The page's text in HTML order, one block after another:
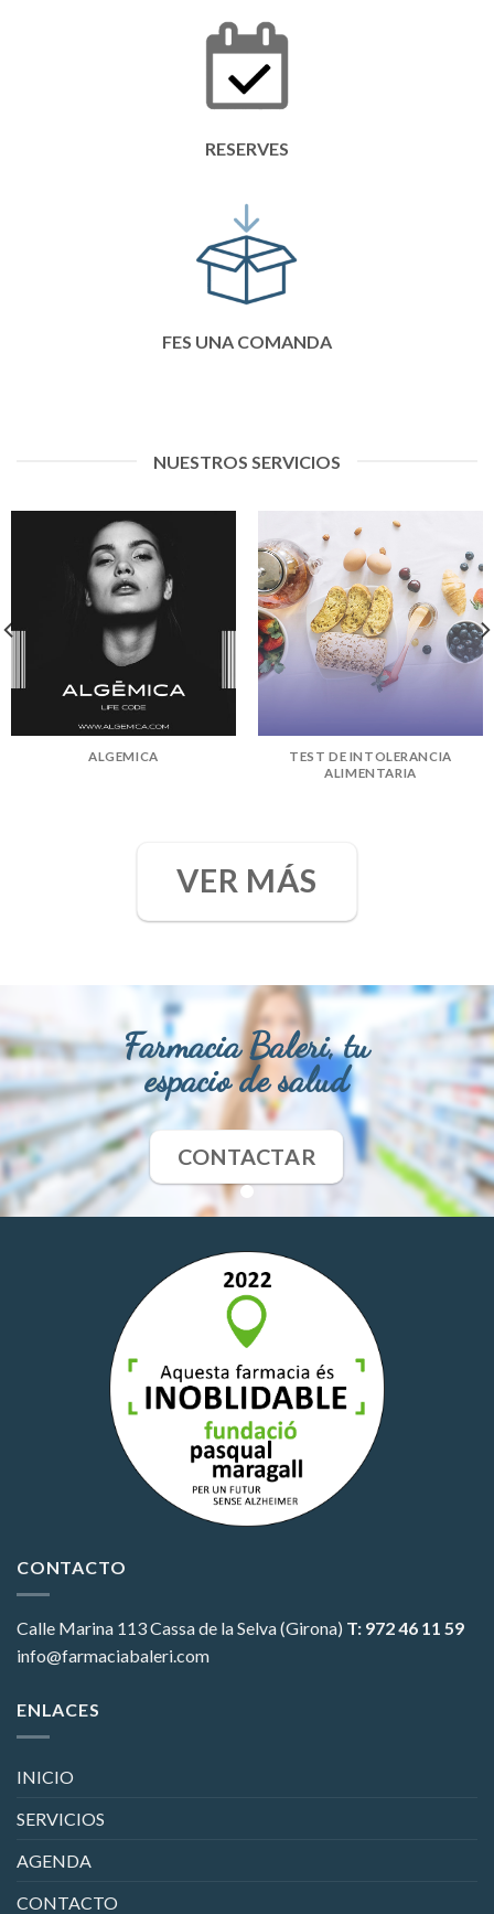
RESERVES
FES UNA COMANDA
NUESTROS SERVICIOS
ALGEMICA
TEST DE INTOLERANCIA
ALIMENTARIA
VER MÁS
Farmacia Baleri, tu
espacio de salud
CONTACTAR
CONTACTO
Calle Marina 113Cassa de la Selva (Girona) T: 972 46 11 59
info@farmaciabaleri.com
ENLACES
INICIO
SERVICIOS
AGENDA
CONTACTO